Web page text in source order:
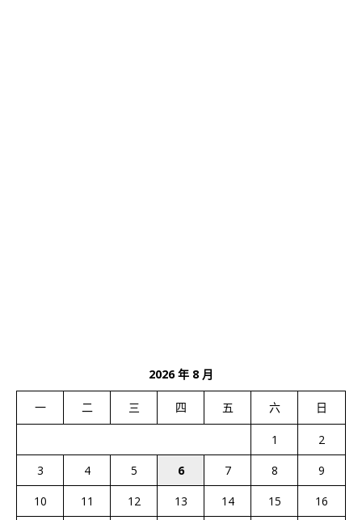
2026 年 8 月
一 二 三 四 五 六 日
1
2
3
4 5 6 7 8
9
10
11 12 13 14 15
16